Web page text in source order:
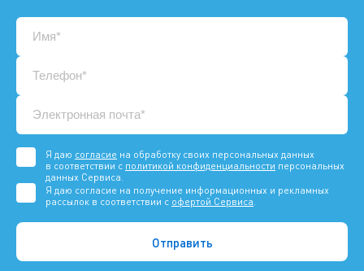
Я даю согласие на обработку своих персональных данных
в соответствии с политикой конфиденциальности персональных
данных Сервиса.
Я даю согласие на получение информационных и рекламных
рассылок в соответствии с офертой Сервиса